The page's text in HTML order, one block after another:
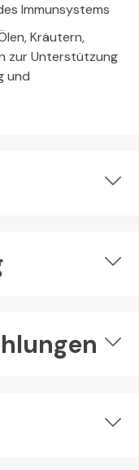
Immunsystems
Kräutern,
zur Unterstützung
und